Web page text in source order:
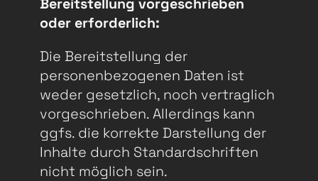
Bereitstellung vorgeschrieben
oder erforderlich:
Die Bereitstellung der
personenbezogenen Daten ist
weder gesetzlich, noch vertraglich
vorgeschrieben. Allerdings kann
ggfs. die korrekte Darstellung der
Inhalte durch Standardschriften
nicht möglich sein.